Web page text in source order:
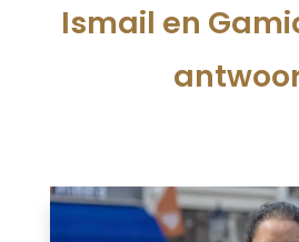
Ismail en